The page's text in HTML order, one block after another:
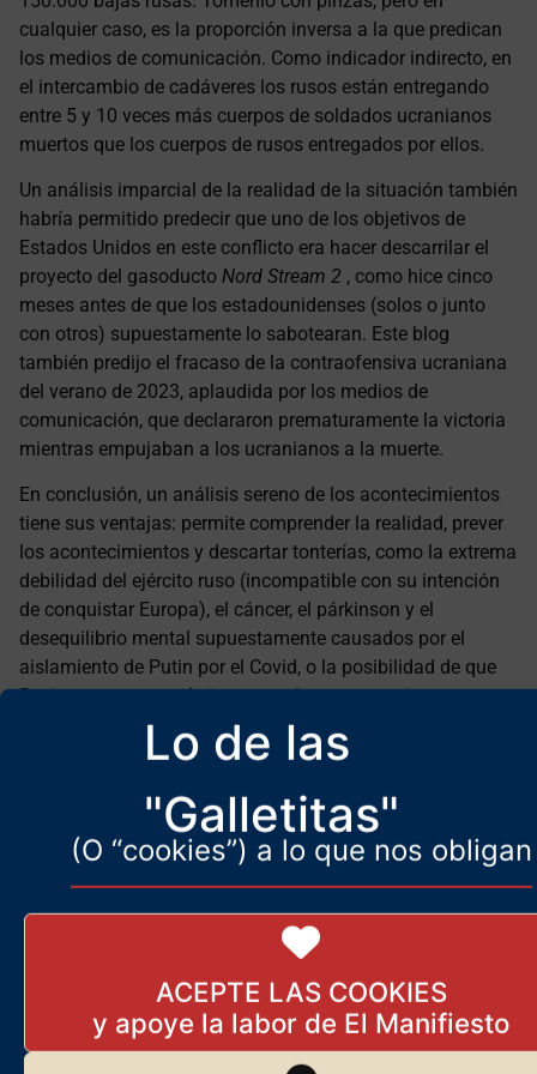
Lo de las
"Galletitas"
(O “cookies”) a lo que nos obligan
ACEPTE LAS COOKIES
cualquier caso, es la proporción inversa a la que predican
los medios de comunicación. Como indicador indirecto, en
el intercambio de cadáveres los rusos están entregando
entre 5 y 10 veces más cuerpos de soldados ucranianos
muertos que los cuerpos de rusos entregados por ellos.
Un análisis imparcial de la realidad de la situación también
habría permitido predecir que uno de los objetivos de
Estados Unidos en este conflicto era hacer descarrilar el
proyecto del gasoducto Nord Stream 2 , como hice cinco
meses antes de que los estadounidenses (solos o junto
con otros) supuestamente lo sabotearan. Este blog
también predijo el fracaso de la contraofensiva ucraniana
del verano de 2023, aplaudida por los medios de
comunicación, que declararon prematuramente la victoria
mientras empujaban a los ucranianos a la muerte.
En conclusión, un análisis sereno de los acontecimientos
tiene sus ventajas: permite comprender la realidad, prever
los acontecimientos y descartar tonterías, como la extrema
debilidad del ejército ruso (incompatible con su intención
de conquistar Europa), el cáncer, el párkinson y el
desequilibrio mental supuestamente causados ​​por el
aislamiento de Putin por el Covid, o la posibilidad de que
Rusia use armas químicas o nucleares, narrativas que se
difunden solo para ser retiradas (y luego olvidadas) tan
pronto como se vuelven inútiles.